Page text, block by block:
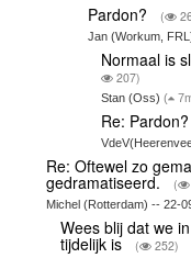
Pardon? (
Jan (Workum,
Normaal is
207)
Stan (Oss)(
Re: Pardon?
Re: Oftewel zo
gedramatiseerd. (
Michel (Rotterdam) -- 22-
Wees blij dat we
tijdelijk is ( 252)